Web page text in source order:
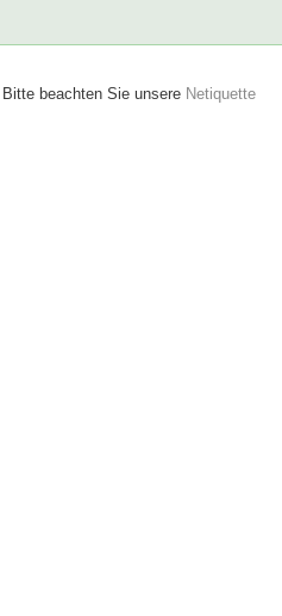
Bitte beachten Sie unsere Netiquette